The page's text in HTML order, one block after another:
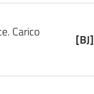
Carico